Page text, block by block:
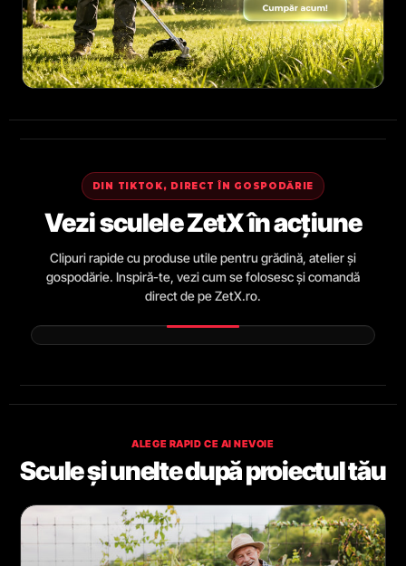
DIN TIKTOK, DIRECT ÎN GOSPODĂRIE
Vezi sculele ZetX în acțiune
Clipuri rapide cu produse utile pentru grădină, atelier și
gospodărie. Inspiră-te, vezi cum se folosesc și comandă
direct de pe ZetX.ro.
ALEGE RAPID CE AI NEVOIE
Scule și unelte după proiectul tău